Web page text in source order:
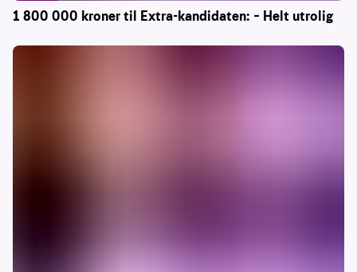
1 800 000 kroner til Extra-kandidaten: – Helt utrolig